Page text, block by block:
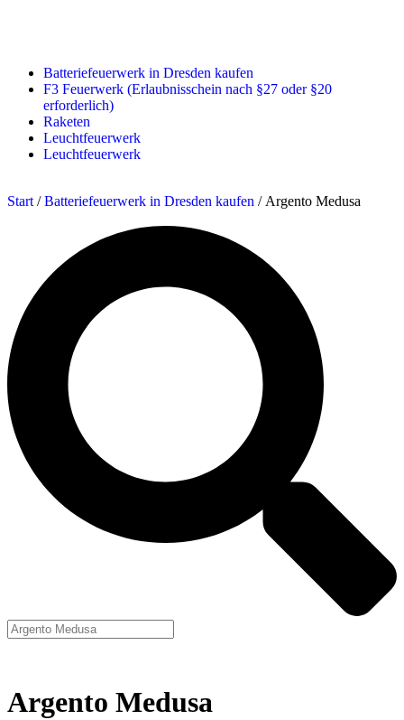
Batteriefeuerwerk in Dresden kaufen
F3 Feuerwerk (Erlaubnisschein nach §27 oder §20
erforderlich)
Raketen
Leuchtfeuerwerk
Leuchtfeuerwerk
Start/Batteriefeuerwerk in Dresden kaufen / Argento Medusa
Argento Medusa